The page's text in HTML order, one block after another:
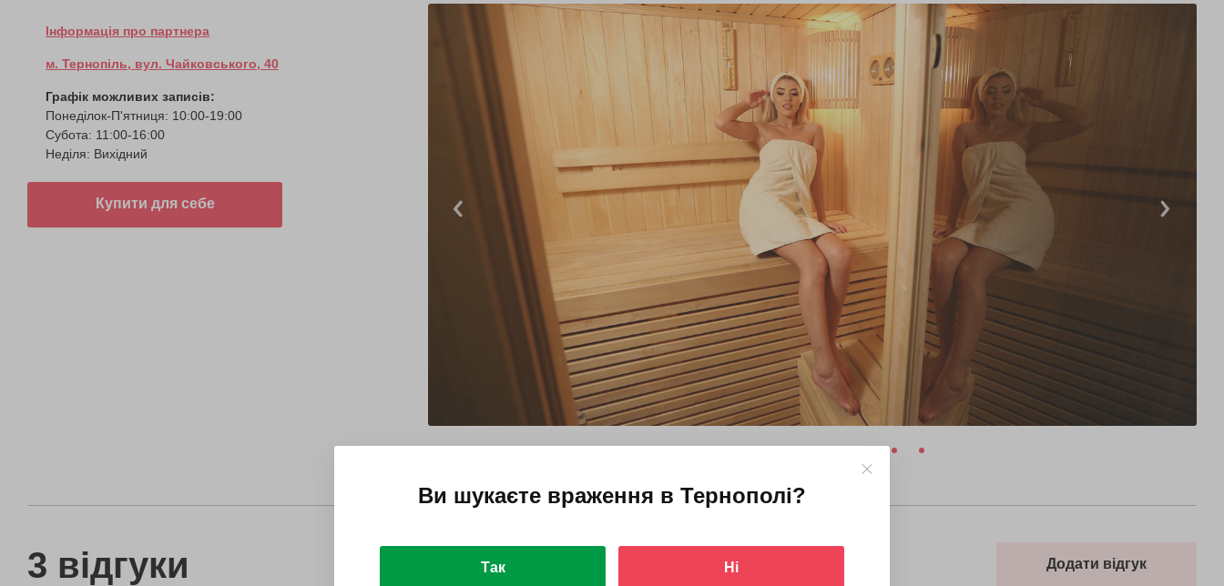
Інформація про партнера
м. Тернопіль, вул. Чайковського, 40
Графік можливих записів:
Понеділок-П'ятниця: 10:00-19:00
Субота: 11:00-16:00
Неділя: Вихідний
Купити для себе
3 відгуки Додати відгук
Ви шукаєте враження в Тернополі?
Так Ні